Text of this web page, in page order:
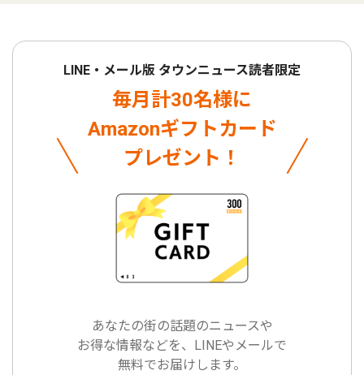
LINE・メール版 タウンニュース読者限定
毎月計30名様に
Amazonギフトカード
プレゼント！
あなたの街の話題のニュースや
お得な情報などを、LINEやメールで
無料でお届けします。